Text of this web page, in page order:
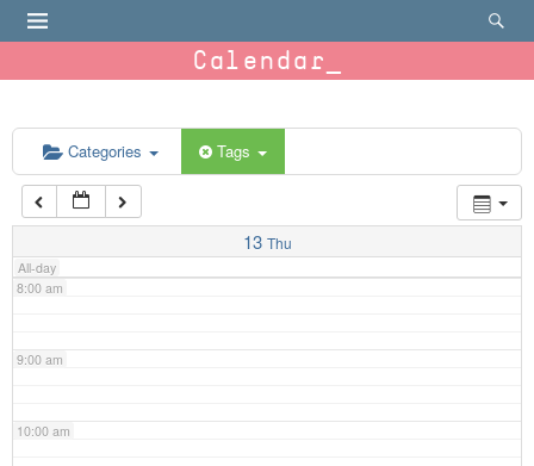
Calendar
Categories Tags
13 Thu
All-day
6:00 am
7:00 am
8:00 am
9:00 am
10:00 am